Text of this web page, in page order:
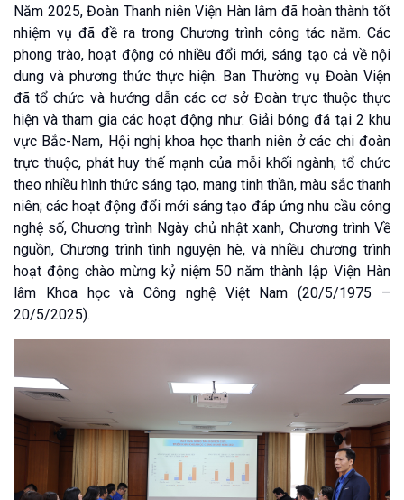
Năm 2025, Đoàn Thanh niên Viện Hàn lâm đã hoàn thành tốt
nhiệm vụ đã đề ra trong Chương trình công tác năm. Các
phong trào, hoạt động có nhiều đổi mới, sáng tạo cả về nội
dung và phương thức thực hiện. Ban Thường vụ Đoàn Viện
đã tổ chức và hướng dẫn các cơ sở Đoàn trực thuộc thực
hiện và tham gia các hoạt động như: Giải bóng đá tại 2 khu
vực Bắc-Nam, Hội nghị khoa học thanh niên ở các chi đoàn
trực thuộc, phát huy thế mạnh của mỗi khối ngành; tổ chức
theo nhiều hình thức sáng tạo, mang tinh thần, màu sắc thanh
niên; các hoạt động đổi mới sáng tạo đáp ứng nhu cầu công
nghệ số, Chương trình Ngày chủ nhật xanh, Chương trình Về
nguồn, Chương trình tình nguyện hè, và nhiều chương trình
hoạt động chào mừng kỷ niệm 50 năm thành lập Viện Hàn
lâm Khoa học và Công nghệ Việt Nam (20/5/1975 –
20/5/2025).